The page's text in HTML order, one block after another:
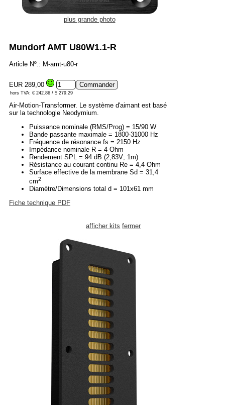
plus grande photo
Mundorf AMT U80W1.1-R
Article Nº.: M-amt-u80-r
EUR 289,00
hors TVA: € 242.86 / $ 279.29
Air-Motion-Transformer. Le système d'aimant est basé
sur la technologie Neodymium.
Puissance nominale (RMS/Prog) = 15/90 W
Bande passante maximale = 1800-31000 Hz
Fréquence de résonance fs = 2150 Hz
Impédance nominale R = 4 Ohm
Rendement SPL = 94 dB (2,83V; 1m)
Résistance au courant continu Re = 4,4 Ohm
Surface effective de la membrane Sd = 31,4
cm2
Diamètre/Dimensions total d = 101x61 mm
Fiche technique PDF
afficher kits fermer